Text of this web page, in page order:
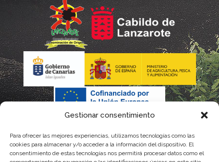
Gestionar consentimiento
Para ofrecer las mejores experiencias, utilizamos tecnologías como las
cookies para almacenar y/o acceder a la información del dispositivo. El
consentimiento de estas tecnologías nos permitirá procesar datos como el
La gestión de la DOP Lanzarote realizada por este Consejo
Regulador es financiada, parcialmente, por el Gobierno de